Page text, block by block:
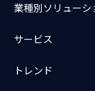
業種別ソリューシ
サービス
トレンド